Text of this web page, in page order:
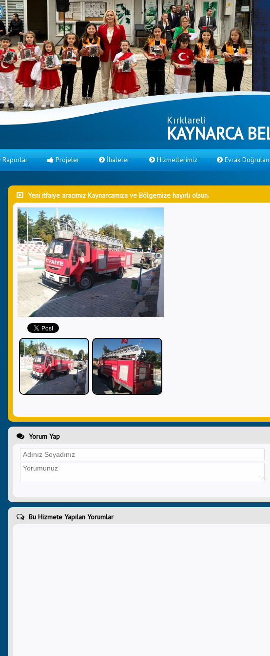
Kırklareli
KAYNARCA
Raporlar Projeler İhaleler Hizmetlerimiz Evrak
Yeni itfaiye aracımız Kaynarcamıza ve Bölgemize hayırlı olsun.
Yorum Yap
Bu Hizmete Yapılan Yorumlar